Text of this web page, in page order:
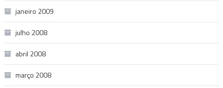
janeiro 2009
julho 2008
abril 2008
março 2008